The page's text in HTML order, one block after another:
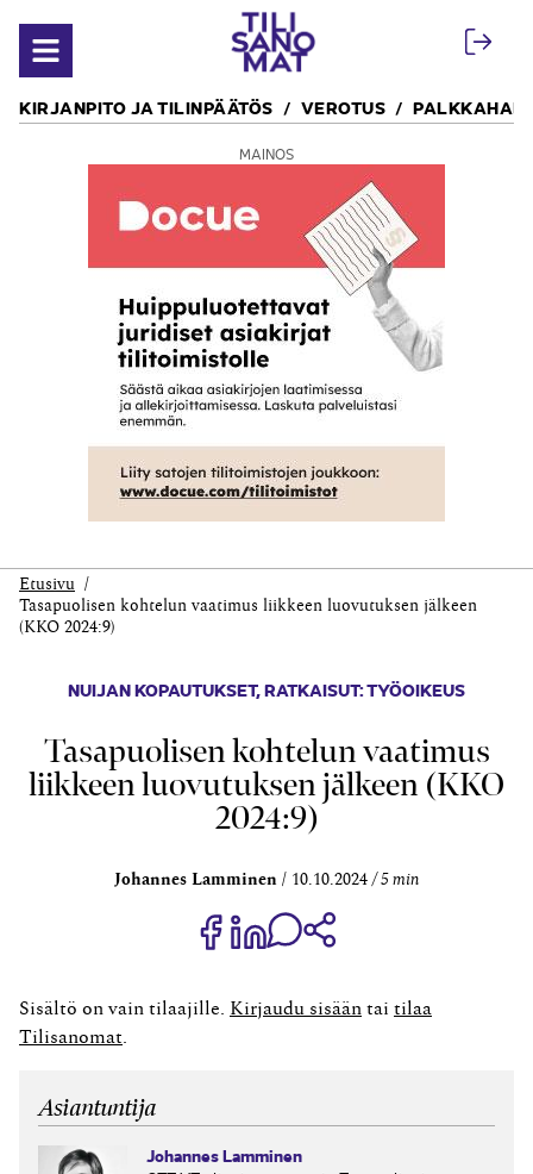
Avaa valikko
KIRJANPITO JA TILINPÄÄTÖS VEROTUS
MAINOS
Etusivu
Tasapuolisen kohtelun vaatimus liikkeen luovutuksen jälkeen
(KKO 2024:9)
NUIJAN KOPAUTUKSET,RATKAISUT: TYÖOIKEUS
Tasapuolisen kohtelun vaatimus
liikkeen luovutuksen jälkeen (KKO
2024:9)
Johannes Lamminen 10.10.2024 5 min
Jaa Share on Facebook
Jaa Share on LinkedIn
Jaa WhatsApp-viestinä
Sisältö on vain tilaajille. Kirjaudu sisään tai tilaa
Tilisanomat
Asiantuntija
Johannes Lamminen